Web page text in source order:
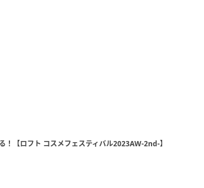
【ロフト コスメフェスティバル2023AW-2nd-】